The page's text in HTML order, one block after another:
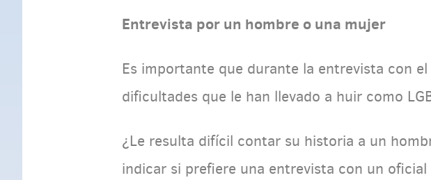
Entrevista por un hombre o una mujer
Es importante que durante la entrevista con el
dificultades que le han llevado a huir como
¿Le resulta difícil contar su historia a un
indicar si prefiere una entrevista con un